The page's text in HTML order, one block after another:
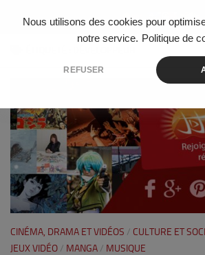
Nous utilisons des cookies pour
notre service. Politique de
REFUSER
Skip to content
CINÉMA, DRAMA ET VIDÉOS / CULTURE ET
JEUX VIDÉO / MANGA / MUSIQUE